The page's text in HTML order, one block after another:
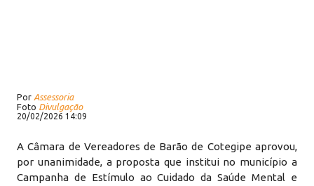
Por Assessoria
Foto Divulgação
20/02/2026 14:09
A Câmara de Vereadores de Barão de Cotegipe aprovou,
por unanimidade, a proposta que institui no município a
Campanha de Estímulo ao Cuidado da Saúde Mental e